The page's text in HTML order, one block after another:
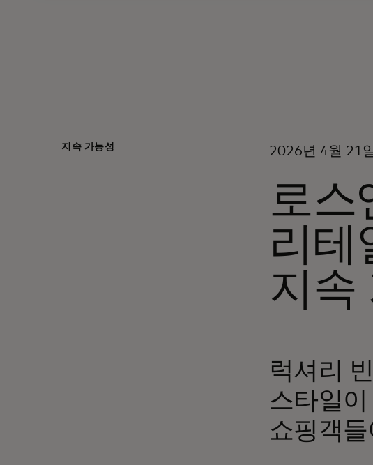
지속 가능성 2026년 4월 21
로스
리테
지속
럭셔리
스타일
쇼핑객